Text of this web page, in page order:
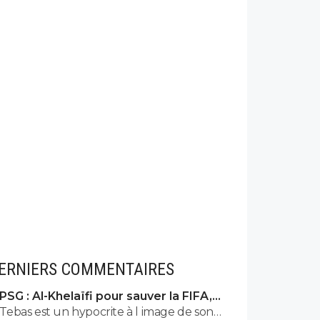
COMMENTAIRES
PSG : Al-Khelaïfi pour sauver la FIFA,
c'est son cauchemar
Tebas est un hypocrite à l image de son